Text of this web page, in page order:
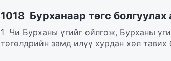
1018 Бурханаар төгс болгуулах
1 Чи Бурханы үгийг ойлгож, Бурханы
төгөлдрийн замд илүү хурдан хөл тавих